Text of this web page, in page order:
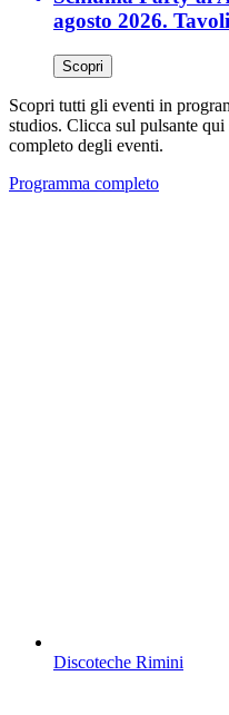
agosto 2026. Tavoli
Scopri
Scopri tutti gli eventi in
studios. Clicca sul pulsante
completo degli eventi.
Programma completo
Discoteche Rimini